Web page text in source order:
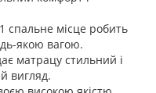
місце робить
якою вагою.
матрацу стильний і
вигляд.